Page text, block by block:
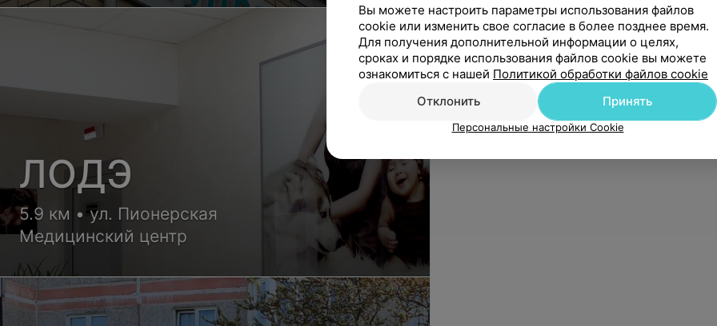
УЗ «Брестская областная
Юридический адрес: 224027, Брестская обл.,
УНП: 200083645
На правах рекламы
ЛОДЭ
5.9 км • ул. Пионерская
Медицинский центр
Вы можете настроить параметры использования файлов
cookie или изменить свое согласие в более позднее время.
Для получения дополнительной информации о целях,
сроках и порядке использования файлов cookie вы можете
ознакомиться с нашей Политикой обработки файлов cookie
Отклонить
Принять
Персональные настройки Cookie